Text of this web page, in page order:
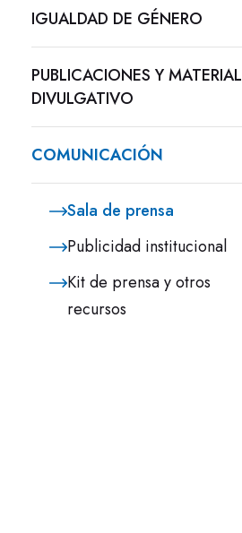
IGUALDAD DE GÉNERO
PUBLICACIONES Y MATERIAL
DIVULGATIVO
COMUNICACIÓN
Sala de prensa
Publicidad institucional
Kit de prensa y otros
recursos